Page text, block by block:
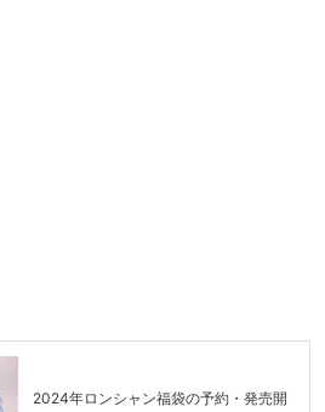
2024年ロンシャン福袋の予約・発売開